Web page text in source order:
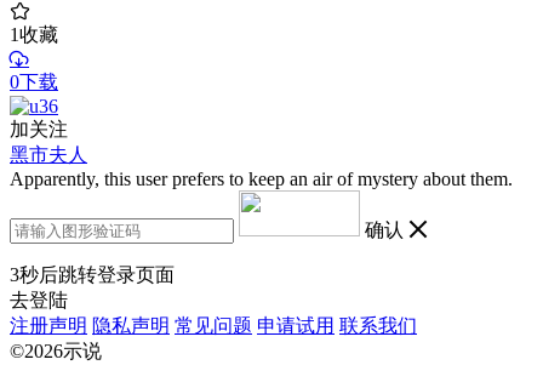
1收藏
0下载
加关注
黑市夫人
Apparently, this user prefers to keep an air of mystery about them.
确认
3秒后跳转登录页面
去登陆
注册声明 隐私声明 常见问题 申请试用 联系我们
©2026示说